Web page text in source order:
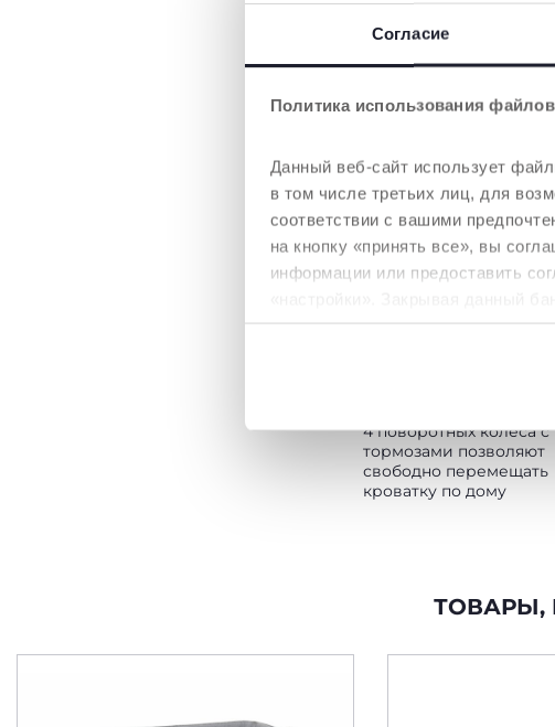
Согласие
Политика использования
Данный веб-сайт использует
в том числе третьих лиц, для
соответствии с вашими
на кнопку «принять все», вы
информации или предоставить
необходимы для запрашиваемой
Политика использования
ВОЗДУХА
сторонам улучшают
циркуляцию воздуха
4 поворотных колеса с
тормозами позволяют
свободно перемещать
кроватку по дому
ТОВАРЫ,